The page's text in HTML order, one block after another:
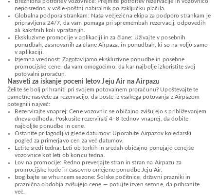
neposredno v vaš e-poštni nabiralnik po zaključku plačila.
Globalna podpora strankam: Naša večjezična ekipa za podporo strankam je
pripravljena 24/7, da vam pomaga pri spremembah rezervacij, odpovedih
ali kakršnih koli vprašanjih.
Ekskluzivne promocije v aplikaciji in za člane: Uživajte v posebnih
ponudbah, zasnovanih za člane Airpaza, in ponudbah, ki so na voljo samo
v aplikaciji.
Izjemna vrednost: Zagotavljamo ekskluzivne ponudbe in posebne
promocijske cene, da vam omogočimo, da kar najbolje izkoristite svoj
potovalni proračun.
Nasveti za iskanje poceni letov Jeju Air na Airpazu
Želite še bolj prihraniti pri svojem potovalnem proračunu? Upoštevajte te
pametne nasvete za rezervacijo, da boste iz vsakega potovanja z Airpazom
potegnili največ:
Rezervirajte vnaprej: Cene vozovnic se običajno zvišujejo s približevanjem
dneva odhoda. Poskusite rezervirati 4–8 tednov vnaprej, da dobite
najboljše ponudbe in cene.
Ostanite prilagodljivi glede datumov: Uporabite Airpazov koledarski
pogled za primerjavo cen za več datumov.
Letite sredi tedna: Leti ob torkih in sredah običajno ponujajo cenejše
vozovnice kot leti ob koncu tedna.
Lov na promocije: Redno preverjajte stran in stran na Airpazu za
promocijske kode in časovno omejene ponudbe Jeju Air.
Izogibajte se vrhuncem sezone: Šolske počitnice, državni prazniki in
praznična obdobja zvišujejo cene — potujte izven sezone, da prihranite
več.